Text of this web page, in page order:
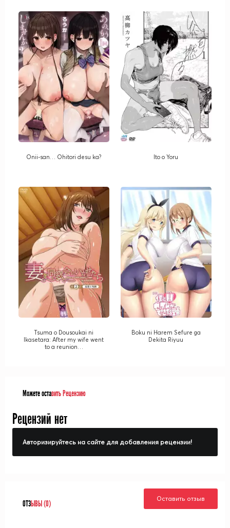
Onii-san… Ohitori desu ka? Ito o Yoru
Tsuma o Dousoukai ni
Ikasetara: After my wife went
to a reunion…
Boku ni Harem Sefure ga
Dekita Riyuu
Можете оставить Рецензию
Рецензий нет
Авторизируйтесь на сайте для добавления рецензии!
ОТЗЫВЫ (0)
Оставить отзыв